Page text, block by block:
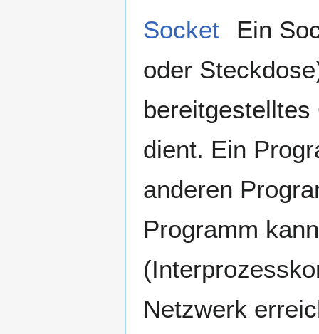
Socket
Ein
oder
dient. Ein
anderen
Programm
Netzwerk